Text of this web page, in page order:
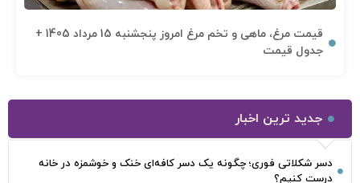
قیمت مرغ، ماهی و تخم مرغ امروز پنجشنبه 15 مرداد 1405 +
جدول قیمت
جدید ترین اخبار
دسر شکلاتی فوری؛ چگونه یک دسر کافه‌ای خنک و خوشمزه در خانه
درست کنیم؟